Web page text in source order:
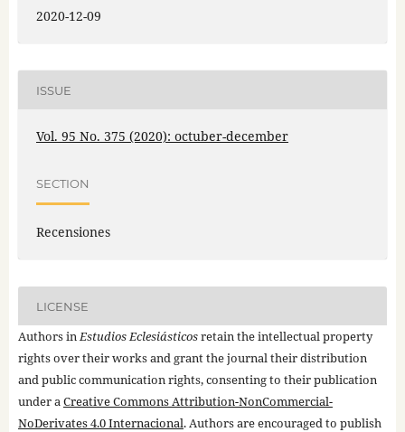
2020-12-09
ISSUE
Vol. 95 No. 375 (2020): octuber-december
SECTION
Recensiones
LICENSE
Authors inEstudios Eclesiásticosretain the intellectual property
rights over their works and grant the journal their distribution
and public communication rights, consenting to their publication
under aCreative Commons Attribution-NonCommercial-
NoDerivates 4.0 Internacional. Authors are encouraged to publish